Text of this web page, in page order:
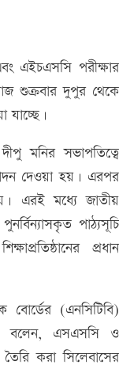
এইচএসসি পরীক্ষার
শুক্রবার দুপুর থেকে
যাচ্ছে।
মনির সভাপতিত্বে
দেওয়া হয়। এরপর
এরই মধ্যে জাতীয়
পাঠ্যসূচি
প্রধান
বোর্ডের (এনসিটিবি)
বলেন, এসএসসি ও
করা সিলেবাসের